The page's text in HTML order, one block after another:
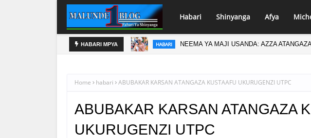
Habari Shinyanga Afya
HABARI MPYA HABARI NEEMA YA MAJI USANDA: AZZA
Home habari ABUBAKAR KARSAN ATANGAZA KUSTAAFU UKURUGENZI UTPC
ABUBAKAR KARSAN ATANGAZA
UKURUGENZI UTPC